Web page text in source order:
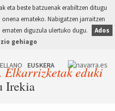
eta beste batzuenak erabiltzen ditugu
emateko. Nabigatzen jarraitzen
diguzula ulertuko dugu.
Ados
gehiago
Elkarrizketak eduki
Irekia